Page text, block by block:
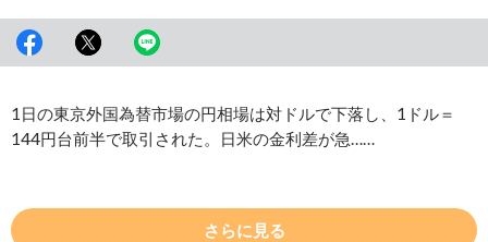
1日の東京外国為替市場の円相場は対ドルで下落し、1ドル＝
144円台前半で取引された。日米の金利差が急……
さらに見る